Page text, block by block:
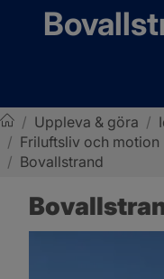
Sotenäs kommun
/ Uppleva & göra /
/ Friluftsliv och motion
/ Bovallstrand